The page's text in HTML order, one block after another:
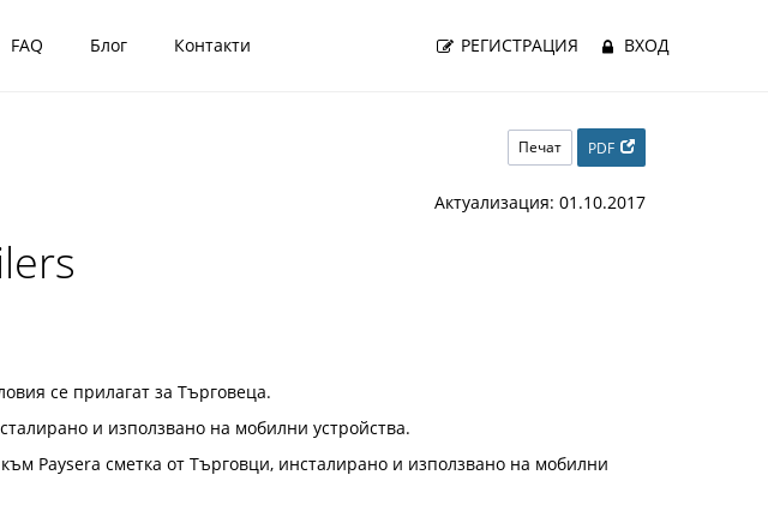
FAQ Блог Контакти РЕГИСТРАЦИЯ ВХОД
Печат PDF
Актуализация: 01.10.2017
се прилагат за Търговeцa.
и използвано на мобилни устройства.
Paysera сметка от Търговци, инсталирано и използвано на мобилни